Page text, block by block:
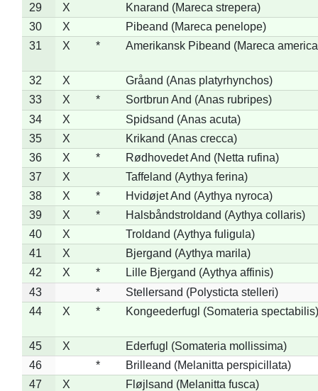
29
X
Knarand (Mareca strepera)
30
X
Pibeand (Mareca penelope)
31
X * Amerikansk Pibeand (Mareca
32 X
Gråand (Anas platyrhynchos)
33
X *
Sortbrun And (Anas rubripes)
34
X
Spidsand (Anas acuta)
35
X
Krikand (Anas crecca)
36
X *
Rødhovedet And (Netta rufina)
37
X
Taffeland (Aythya ferina)
38
X *
Hvidøjet And (Aythya nyroca)
39
X *
Halsbåndstroldand (Aythya collaris)
40
X
Troldand (Aythya fuligula)
41
X
Bjergand (Aythya marila)
42
X *
Lille Bjergand (Aythya affinis)
43
*
Stellersand (Polysticta stelleri)
44
X * Kongeederfugl (Somateria spectabilis)
45 X
Ederfugl (Somateria mollissima)
46
*
Brilleand (Melanitta perspicillata)
47
X
Fløjlsand (Melanitta fusca)